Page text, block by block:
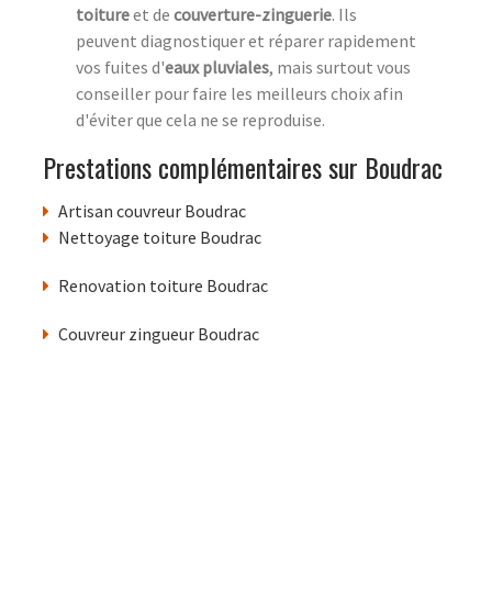
toitureet de couverture-zinguerie. Ils
peuvent diagnostiquer et réparer rapidement
vos fuites d'eaux pluviales, mais surtout vous
conseiller pour faire les meilleurs choix afin
d'éviter que cela ne se reproduise.
Prestations complémentaires sur Boudrac
Artisan couvreur Boudrac
Nettoyage toiture Boudrac
Renovation toiture Boudrac
Couvreur zingueur Boudrac